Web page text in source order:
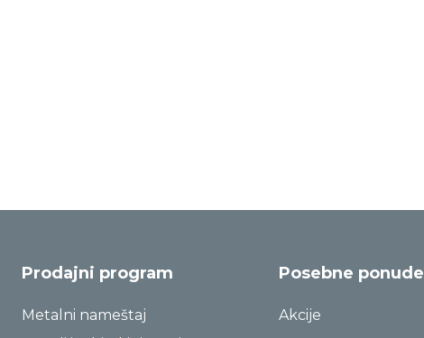
Prodajni program
Metalni nameštaj
Posebne ponude
Akcije